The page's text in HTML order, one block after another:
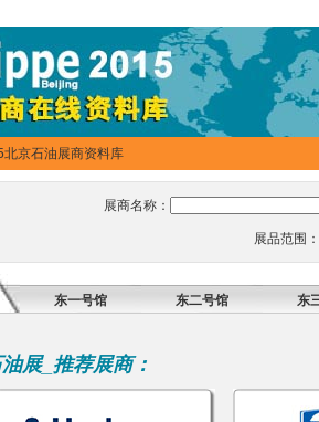
京石油展商资料库
展商名称：
展品范围：
东一号馆 东二号馆 东
展_推荐展商：